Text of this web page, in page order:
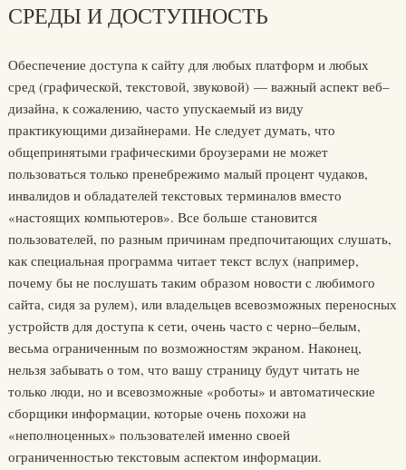
СРЕДЫ И ДОСТУПНОСТЬ
Обеспечение доступа к сайту для любых платформ и любых
сред (графической, текстовой, звуковой) — важный аспект веб–
дизайна, к сожалению, часто упускаемый из виду
практикующими дизайнерами. Не следует думать, что
общепринятыми графическими броузерами не может
пользоваться только пренебрежимо малый процент чудаков,
инвалидов и обладателей текстовых терминалов вместо
«настоящих компьютеров». Все больше становится
пользователей, по разным причинам предпочитающих слушать,
как специальная программа читает текст вслух (например,
почему бы не послушать таким образом новости с любимого
сайта, сидя за рулем), или владельцев всевозможных переносных
устройств для доступа к сети, очень часто с черно–белым,
весьма ограниченным по возможностям экраном. Наконец,
нельзя забывать о том, что вашу страницу будут читать не
только люди, но и всевозможные «роботы» и автоматические
сборщики информации, которые очень похожи на
«неполноценных» пользователей именно своей
ограниченностью текстовым аспектом информации.